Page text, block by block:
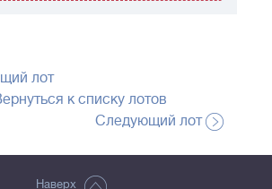
лот
к списку лотов
Следующий лот
Наверх